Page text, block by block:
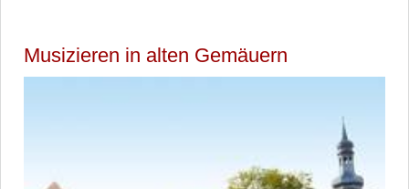
Musizieren in alten Gemäuern